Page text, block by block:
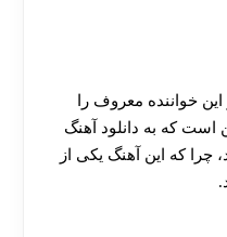
این خواننده معروف را
است که به دانلود آهنگ
که این آهنگ یکی از